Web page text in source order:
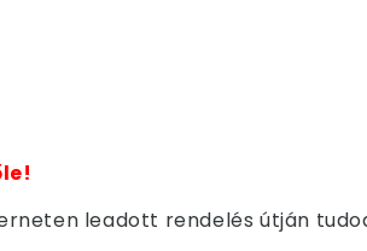
leadott rendelés útján